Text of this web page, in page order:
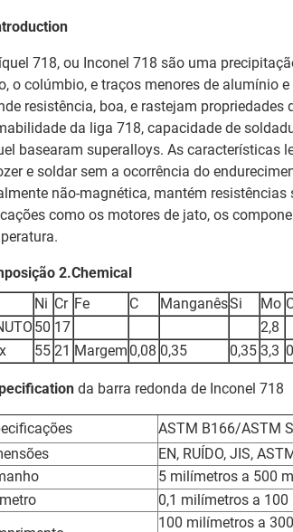
718, ou Inconel 718 são uma
o colúmbio, e traços menores de alumínio
resistência, boa, e rastejam
da liga 718, capacidade de
basearam superalloys. As características
e soldar sem a ocorrência do
não-magnética, mantém
como os motores de jato, os
2.Chemical
Ni Cr Fe C ManganêsSi Mo
50 17 2,8
55 21 Margem 0,08 0,35 0,35 3,3
da barra redonda de Inconel 718
ASTM B166/ASTM
EN, RUÍDO, JIS,
5 milímetros a 500
0,1 milímetros a
100 milímetros a